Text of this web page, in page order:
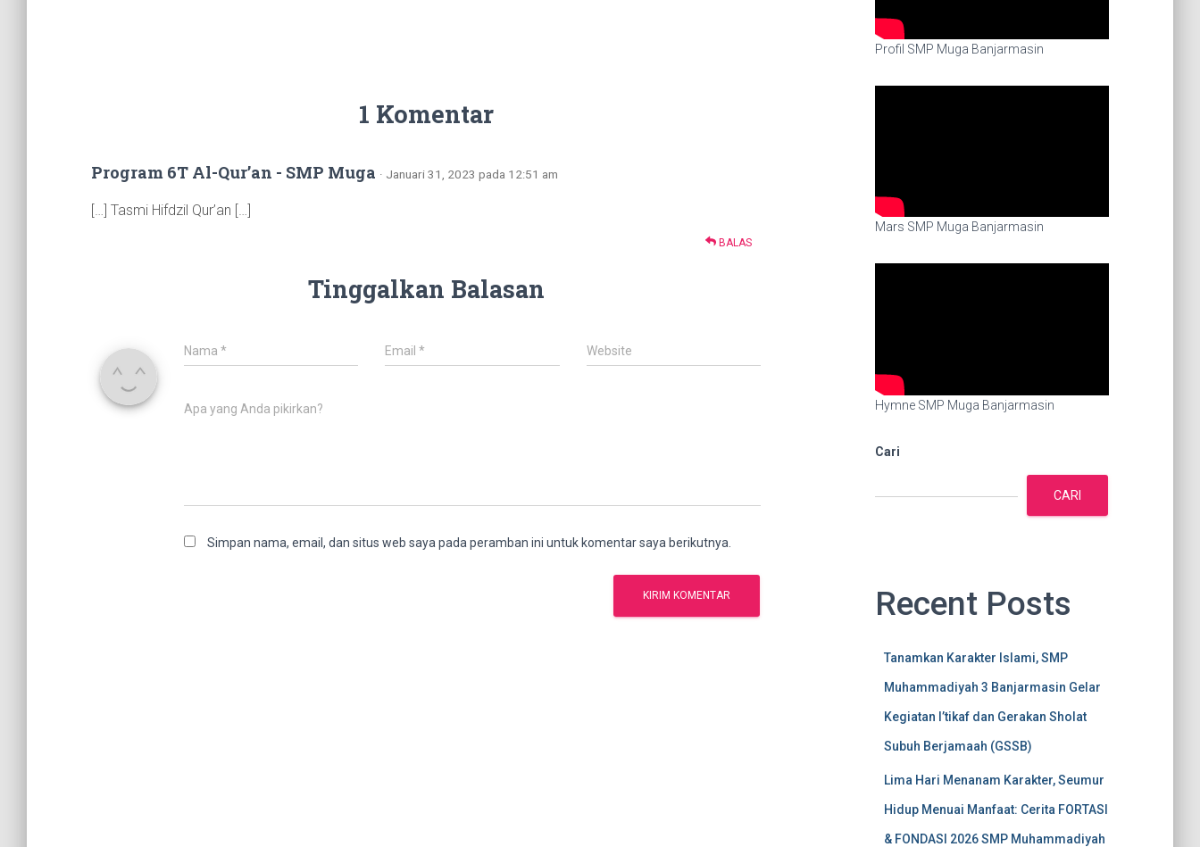
1 Komentar
Program 6T Al-Qur’an - SMP Muga · Januari 31, 2023 pada 12:51 am
[…] Tasmi Hifdzil Qur’an […]
BALAS
Tinggalkan Balasan
Nama * Email* Website
Apa yang Anda pikirkan?
Simpan nama, email, dan situs web saya pada peramban ini untuk komentar saya berikutnya.
Profil SMP Muga Banjarmasin
Mars SMP Muga Banjarmasin
Hymne SMP Muga Banjarmasin
Cari
CARI
Recent Posts
Tanamkan Karakter Islami, SMP
Muhammadiyah 3 Banjarmasin Gelar
Kegiatan I’tikaf dan Gerakan Sholat
Subuh Berjamaah (GSSB)
Lima Hari Menanam Karakter, Seumur
Hidup Menuai Manfaat: Cerita FORTASI
& FONDASI 2026 SMP Muhammadiyah